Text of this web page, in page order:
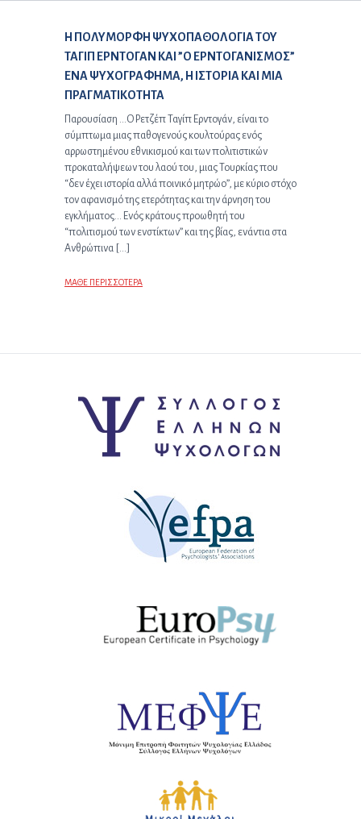
Επόμενο άρθρο:
Η ΠΟΛΥΜΟΡΦΗ ΨΥΧΟΠΑΘΟΛΟΓΙΑ ΤΟΥ
ΤΑΓΙΠ ΕΡΝΤΟΓΑΝ ΚΑΙ ”Ο ΕΡΝΤΟΓΑΝΙΣΜΟΣ”
ΕΝΑ ΨΥΧΟΓΡΑΦΗΜΑ, Η ΙΣΤΟΡΙΑ ΚΑΙ ΜΙΑ
ΠΡΑΓΜΑΤΙΚΟΤΗΤΑ
Παρουσίαση …Ο Ρετζέπ Ταγίπ Ερντογάν, είναι το
σύμπτωμα μιας παθογενούς κουλτούρας ενός
αρρωστημένου εθνικισμού και των πολιτιστικών
προκαταλήψεων του λαού του, μιας Τουρκίας που
“δεν έχει ιστορία αλλά ποινικό μητρώο”, με κύριο στόχο
τον αφανισμό της ετερότητας και την άρνηση του
εγκλήματος… Ενός κράτους προωθητή του
“πολιτισμού των ενστίκτων” και της βίας, ενάντια στα
Ανθρώπινα […]
ΜΑΘΕ ΠΕΡΙΣΣΟΤΕΡΑ